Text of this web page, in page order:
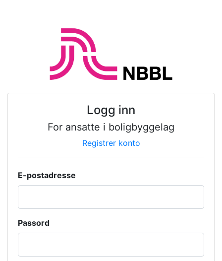
Logg inn
For ansatte i boligbyggelag
Registrer konto
E-postadresse
Passord